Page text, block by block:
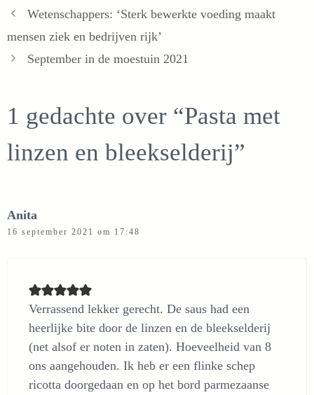
Wetenschappers: ‘Sterk bewerkte voeding maakt
mensen ziek en bedrijven rijk’
September in de moestuin 2021
1 gedachte over “Pasta met
linzen en bleekselderij”
Anita
16 september 2021 om 17:48
Verrassend lekker gerecht. De saus had een
heerlijke bite door de linzen en de bleekselderij
(net alsof er noten in zaten). Hoeveelheid van 8
ons aangehouden. Ik heb er een flinke schep
ricotta doorgedaan en op het bord parmezaanse